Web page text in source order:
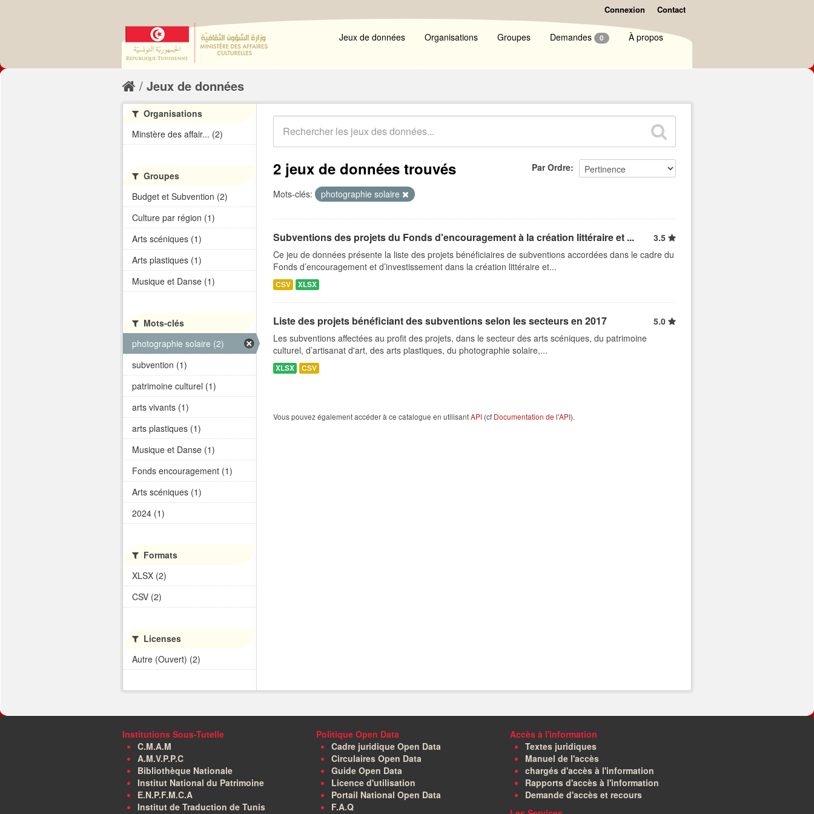
Connexion Contact
Jeux de données Organisations Groupes Demandes 0 À propos
Jeux de données
Par Ordre
2 jeux de données trouvés
Mots-clés: photographie solaire
Subventions des projets du Fonds d'encouragement à la création littéraire et ...
3.5
Ce jeu de données présente la liste des projets bénéficiaires de subventions accordées dans le cadre du
Fonds d’encouragement et d’investissement dans la création littéraire et...
CSV XLSX
Liste des projets bénéficiant des subventions selon les secteurs en 2017
5.0
Les subventions affectées au profit des projets, dans le secteur des arts scéniques, du patrimoine
culturel, d’artisanat d'art, des arts plastiques, du photographie solaire,...
XLSX CSV
Vous pouvez également accéder à ce catalogue en utilisantAPI (cf Documentation de l'API).
Organisations
Minstère des affair... (2)
Groupes
Budget et Subvention (2)
Culture par région (1)
Arts scéniques (1)
Arts plastiques (1)
Musique et Danse (1)
Mots-clés
photographie solaire (2)
subvention (1)
patrimoine culturel (1)
arts vivants (1)
arts plastiques (1)
Musique et Danse (1)
Fonds encouragement (1)
Arts scéniques (1)
2024 (1)
Formats
XLSX (2)
CSV (2)
Licenses
Autre (Ouvert) (2)
Institutions Sous-Tutelle
C.M.A.M
A.M.V.P.P.C
Bibliothèque Nationale
Institut National du Patrimoine
E.N.P.F.M.C.A
Institut de Traduction de Tunis
Politique Open Data
Cadre juridique Open Data
Circulaires Open Data
Guide Open Data
Licence d'utilisation
Portail National Open Data
F.A.Q
Accès à l'information
Textes juridiques
Manuel de l'accès
chargés d'accès à l'information
Rapports d'accès à l'information
Demande d'accès et recours